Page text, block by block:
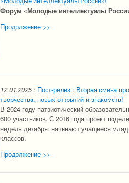
Форум «Молодые интеллектуалы
Продолжение >>
12.01.2025: Пост-релиз : Вторая смена
творчества, новых открытий и знакомств!
В 2024 году патриотический
600 участников. С 2016 года проект
недель декабря: начинают учащиеся
классов.
Продолжение >>